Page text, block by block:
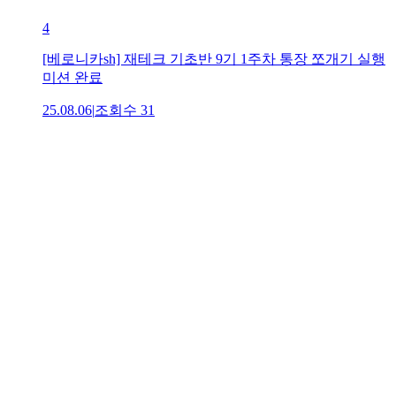
4
[베로니카sh] 재테크 기초반 9기 1주차 통장 쪼개기 실행
미션 완료
25.08.06|조회수 31